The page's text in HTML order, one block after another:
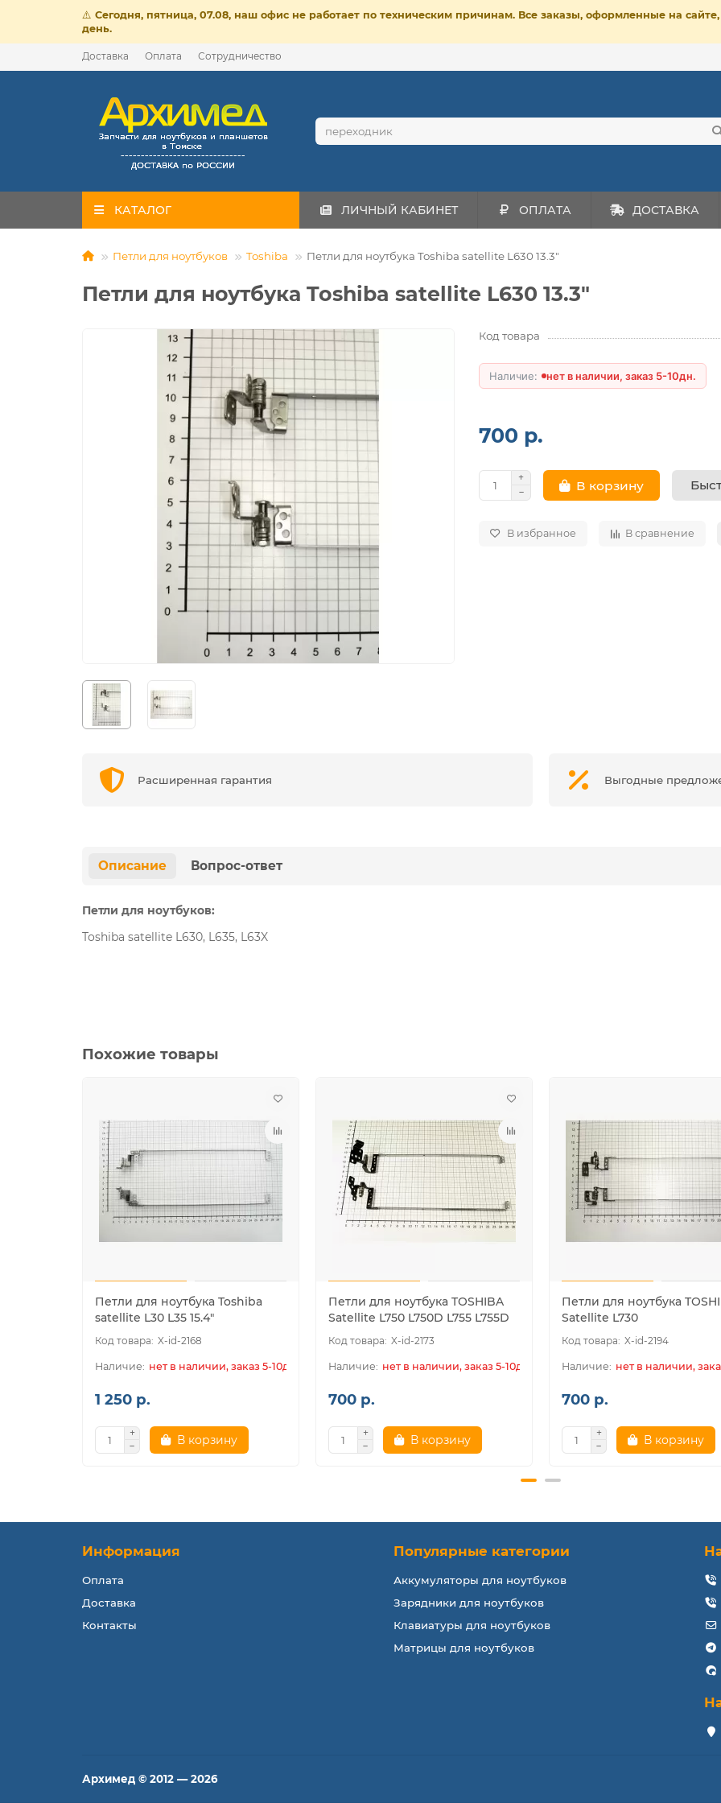
⚠️ Сегодня, пятница, 07.08, наш офис не работает по техническим причинам. Все заказы, оформленные на
день.
Доставка Оплата Сотрудничество
КАТАЛОГ ЛИЧНЫЙ КАБИНЕТ ОПЛАТА ДОСТАВКА
Петли для ноутбуков Toshiba Петли для ноутбука Toshiba satellite L630 13.3"
Петли для ноутбука Toshiba satellite L630 13.3"
Код товара
нет в наличии, заказ 5-10дн.
700 р.
В корзину
В избранное В сравнение
Расширенная гарантия Выгодные
Описание Вопрос-ответ
Петли для ноутбуков:
Toshiba satellite L630, L635, L63X
Похожие товары
Петли для ноутбука Toshiba
satellite L30 L35 15.4"
X-id-2168
нет в наличии, заказ 5-10дн.
1 250 р.
В корзину
Петли для ноутбука TOSHIBA
Satellite L750 L750D L755 L755D
X-id-2173
нет в наличии, заказ 5-10дн.
700 р.
В корзину
Петли для ноутбука
Satellite L730
X-id-2194
нет в наличии,
700 р.
В корзину
Информация
Оплата
Доставка
Контакты
Популярные категории
Аккумуляторы для ноутбуков
Зарядники для ноутбуков
Клавиатуры для ноутбуков
Матрицы для ноутбуков
Архимед © 2012 — 2026